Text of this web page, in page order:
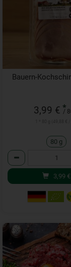
Bauern-
3,99 € *
/
80 g
Anzahl
3,99 €